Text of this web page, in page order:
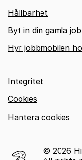
Hållbarhet
Byt in din gamla
Hyr jobbmobilen
© 2026
Integritet
Cookies
Hantera cookies